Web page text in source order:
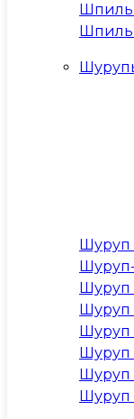
Шуруп
Шуруп
Шуруп
Шуруп
Шуруп
Шуруп
Шуруп